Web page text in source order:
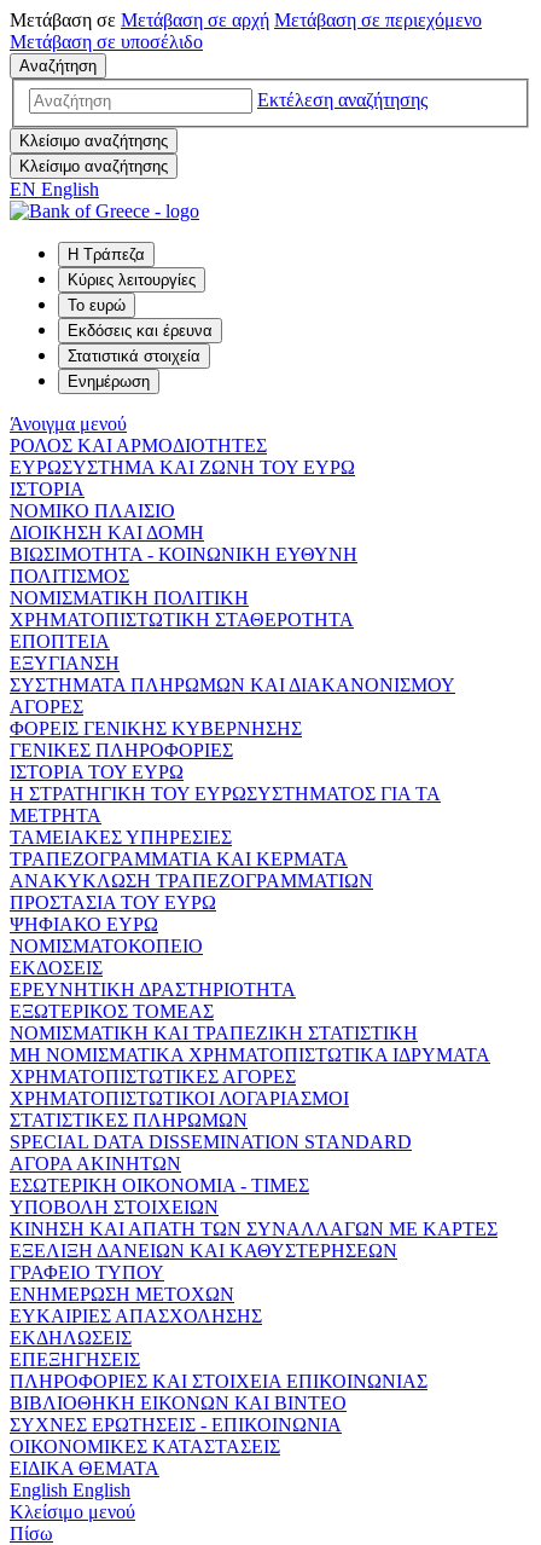
Μετάβαση σε Μετάβαση σε αρχή Μετάβαση σε περιεχόμενο
Μετάβαση σε υποσέλιδο
Αναζήτηση
Εκτέλεση αναζήτησης
Κλείσιμο αναζήτησης
Κλείσιμο αναζήτησης
EN English
Η Τράπεζα
Κύριες λειτουργίες
Το ευρώ
Εκδόσεις και έρευνα
Στατιστικά στοιχεία
Ενημέρωση
Άνοιγμα μενού
ΡΟΛΟΣ ΚΑΙ ΑΡΜΟΔΙΟΤΗΤΕΣ
ΕΥΡΩΣΥΣΤΗΜΑ ΚΑΙ ΖΩΝΗ ΤΟΥ ΕΥΡΩ
ΙΣΤΟΡΙΑ
ΝΟΜΙΚΟ ΠΛΑΙΣΙΟ
ΔΙΟΙΚΗΣΗ ΚΑΙ ΔΟΜΗ
ΒΙΩΣΙΜΟΤΗΤΑ - ΚΟΙΝΩΝΙΚΗ ΕΥΘΥΝΗ
ΠΟΛΙΤΙΣΜΟΣ
ΝΟΜΙΣΜΑΤΙΚΗ ΠΟΛΙΤΙΚΗ
ΧΡΗΜΑΤΟΠΙΣΤΩΤΙΚΗ ΣΤΑΘΕΡΟΤΗΤΑ
ΕΠΟΠΤΕΙΑ
ΕΞΥΓΙΑΝΣΗ
ΣΥΣΤΗΜΑΤΑ ΠΛΗΡΩΜΩΝ ΚΑΙ ΔΙΑΚΑΝΟΝΙΣΜΟΥ
ΑΓΟΡΕΣ
ΦΟΡΕΙΣ ΓΕΝΙΚΗΣ ΚΥΒΕΡΝΗΣΗΣ
ΓΕΝΙΚΕΣ ΠΛΗΡΟΦΟΡΙΕΣ
ΙΣΤΟΡΙΑ ΤΟΥ ΕΥΡΩ
Η ΣΤΡΑΤΗΓΙΚΗ ΤΟΥ ΕΥΡΩΣΥΣΤΗΜΑΤΟΣ ΓΙΑ ΤΑ
ΜΕΤΡΗΤΑ
ΤΑΜΕΙΑΚΕΣ ΥΠΗΡΕΣΙΕΣ
ΤΡΑΠΕΖΟΓΡΑΜΜΑΤΙΑ ΚΑΙ ΚΕΡΜΑΤΑ
ΑΝΑΚΥΚΛΩΣΗ ΤΡΑΠΕΖΟΓΡΑΜΜΑΤΙΩΝ
ΠΡΟΣΤΑΣΙΑ ΤΟΥ ΕΥΡΩ
ΨΗΦΙΑΚΟ ΕΥΡΩ
ΝΟΜΙΣΜΑΤΟΚΟΠΕΙΟ
ΕΚΔΟΣΕΙΣ
ΕΡΕΥΝΗΤΙΚΗ ΔΡΑΣΤΗΡΙΟΤΗΤΑ
ΕΞΩΤΕΡΙΚΟΣ ΤΟΜΕΑΣ
ΝΟΜΙΣΜΑΤΙΚΗ ΚΑΙ ΤΡΑΠΕΖΙΚΗ ΣΤΑΤΙΣΤΙΚΗ
ΜΗ ΝΟΜΙΣΜΑΤΙΚΑ ΧΡΗΜΑΤΟΠΙΣΤΩΤΙΚΑ ΙΔΡΥΜΑΤΑ
ΧΡΗΜΑΤΟΠΙΣΤΩΤΙΚΕΣ ΑΓΟΡΕΣ
ΧΡΗΜΑΤΟΠΙΣΤΩΤΙΚΟΙ ΛΟΓΑΡΙΑΣΜΟΙ
ΣΤΑΤΙΣΤΙΚΕΣ ΠΛΗΡΩΜΩΝ
SPECIAL DATA DISSEMINATION STANDARD
ΑΓΟΡΑ ΑΚΙΝΗΤΩΝ
ΕΣΩΤΕΡΙΚΗ ΟΙΚΟΝΟΜΙΑ - ΤΙΜΕΣ
ΥΠΟΒΟΛΗ ΣΤΟΙΧΕΙΩΝ
ΚΙΝΗΣΗ ΚΑΙ ΑΠΑΤΗ ΤΩΝ ΣΥΝΑΛΛΑΓΩΝ ΜΕ ΚΑΡΤΕΣ
ΕΞΕΛΙΞΗ ΔΑΝΕΙΩΝ ΚΑΙ ΚΑΘΥΣΤΕΡΗΣΕΩΝ
ΓΡΑΦΕΙΟ ΤΥΠΟΥ
ΕΝΗΜΕΡΩΣΗ ΜΕΤΟΧΩΝ
ΕΥΚΑΙΡΙΕΣ ΑΠΑΣΧΟΛΗΣΗΣ
ΕΚΔΗΛΩΣΕΙΣ
ΕΠΕΞΗΓΗΣΕΙΣ
ΠΛΗΡΟΦΟΡΙΕΣ ΚΑΙ ΣΤΟΙΧΕΙΑ ΕΠΙΚΟΙΝΩΝΙΑΣ
ΒΙΒΛΙΟΘΗΚΗ ΕΙΚΟΝΩΝ ΚΑΙ ΒΙΝΤΕΟ
ΣΥΧΝΕΣ ΕΡΩΤΗΣΕΙΣ - ΕΠΙΚΟΙΝΩΝΙΑ
ΟΙΚΟΝΟΜΙΚΕΣ ΚΑΤΑΣΤΑΣΕΙΣ
ΕΙΔΙΚΑ ΘΕΜΑΤΑ
English English
Κλείσιμο μενού
Πίσω